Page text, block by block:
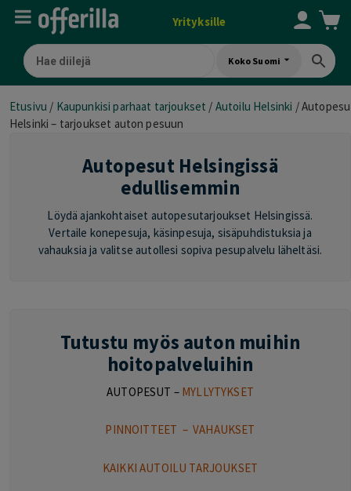
Yrityksille
Koko Suomi
Etusivu / Kaupunkisi parhaat tarjoukset / Autoilu Helsinki /Autopesu
Helsinki – tarjoukset auton pesuun
Autopesut Helsingissä
edullisemmin
Löydä ajankohtaiset autopesutarjoukset Helsingissä.
Vertaile konepesuja, käsinpesuja, sisäpuhdistuksia ja
vahauksia ja valitse autollesi sopiva pesupalvelu läheltäsi.
Tutustu myös auton muihin
hoitopalveluihin
AUTOPESUT – MYLLYTYKSET
PINNOITTEET –VAHAUKSET
KAIKKI AUTOILU TARJOUKSET